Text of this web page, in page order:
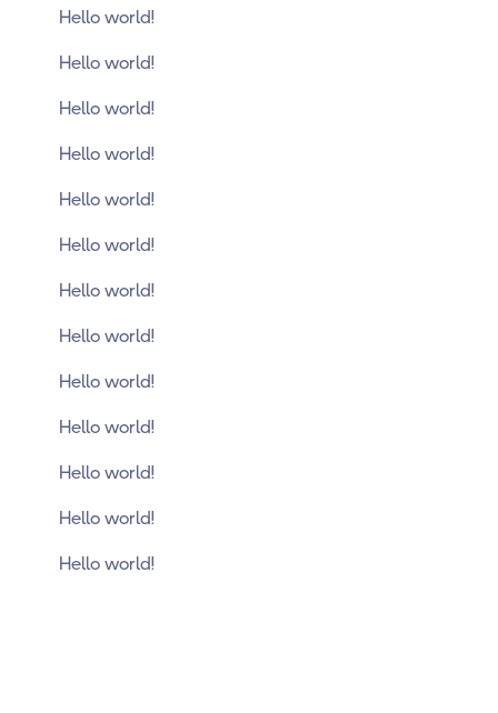
Hello world!
Hello world!
Hello world!
Hello world!
Hello world!
Hello world!
Hello world!
Hello world!
Hello world!
Hello world!
Hello world!
Hello world!
Hello world!